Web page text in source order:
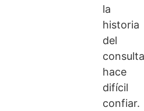
la
historia
del
hace
difícil
confiar.